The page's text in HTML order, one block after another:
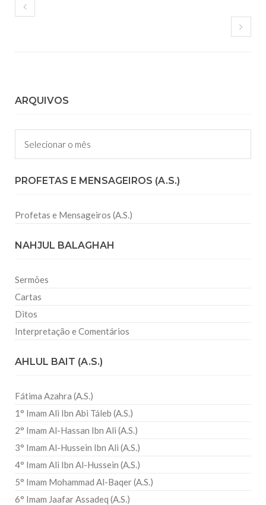
ARQUIVOS
Arquivos
PROFETAS E MENSAGEIROS (A.S.)
Profetas e Mensageiros (A.S.)
NAHJUL BALAGHAH
Sermões
Cartas
Ditos
Interpretação e Comentários
AHLUL BAIT (A.S.)
Fátima Azahra (A.S.)
1° Imam Ali Ibn Abi Táleb (A.S.)
2° Imam Al-Hassan Ibn Ali (A.S.)
3° Imam Al-Hussein Ibn Ali (A.S.)
4° Imam Ali Ibn Al-Hussein (A.S.)
5° Imam Mohammad Al-Baqer (A.S.)
6° Imam Jaafar Assadeq (A.S.)